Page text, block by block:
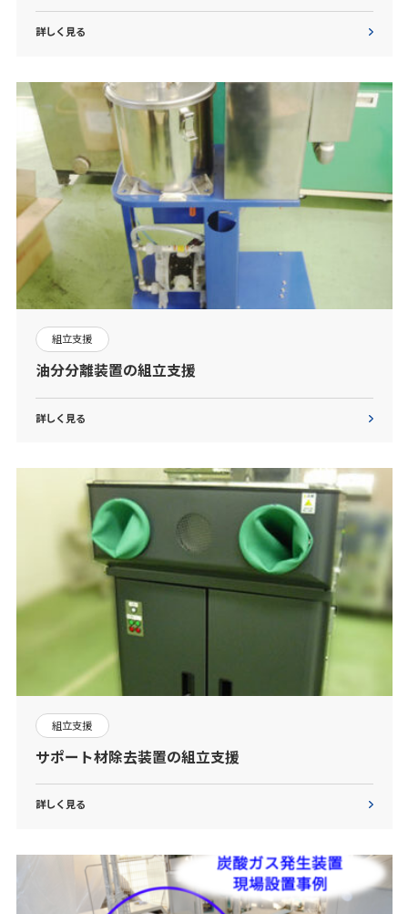
詳しく見る
組立支援
油分分離装置の組立支援
詳しく見る
組立支援
サポート材除去装置の組立支援
詳しく見る